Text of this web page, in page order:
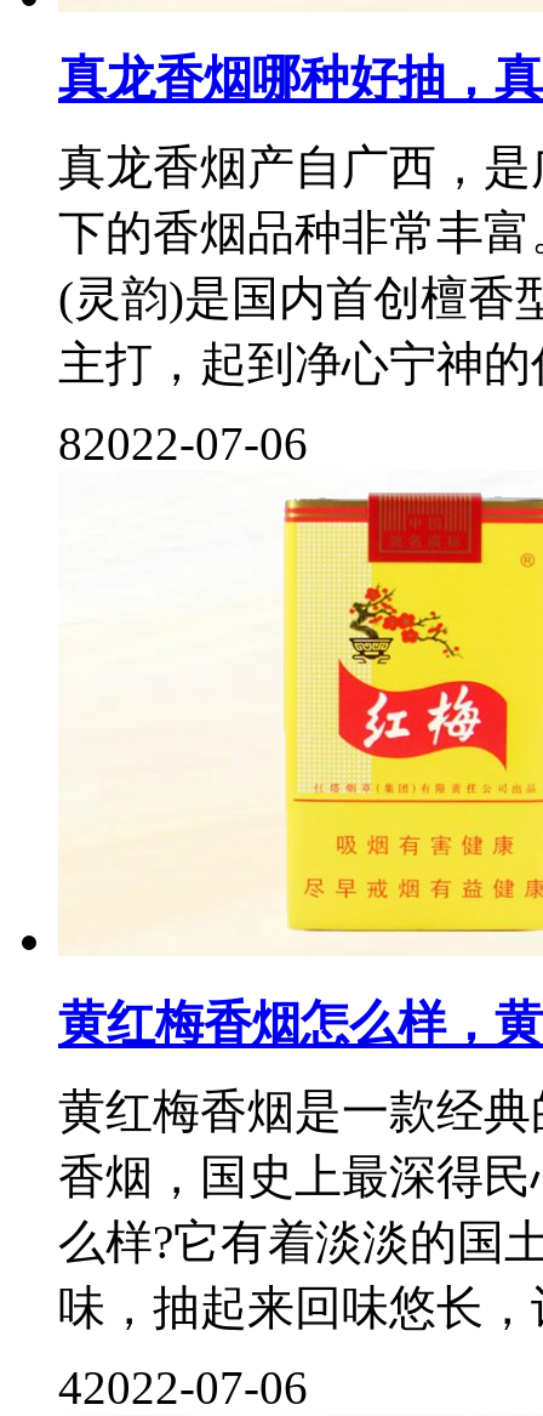
真龙香烟哪种好抽，
真龙香烟产自广西，
下的香烟品种非常丰
(灵韵)是国内首创檀香
主打，起到净心宁神的
82022-07-06
黄红梅香烟怎么样，
黄红梅香烟是一款经
香烟，国史上最深得
么样?它有着淡淡的国
味，抽起来回味悠长，
42022-07-06